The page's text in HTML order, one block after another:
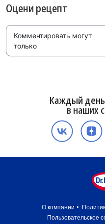
Оцени рецепт
Комментировать могут
только
Каждый
в наших
О компании
Пользовательское